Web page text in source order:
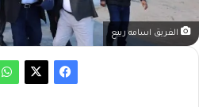
الفريق اسامه ربيع